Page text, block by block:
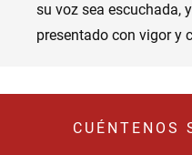
su voz sea escuchada,
presentado con vigor y
CUÉNTENOS